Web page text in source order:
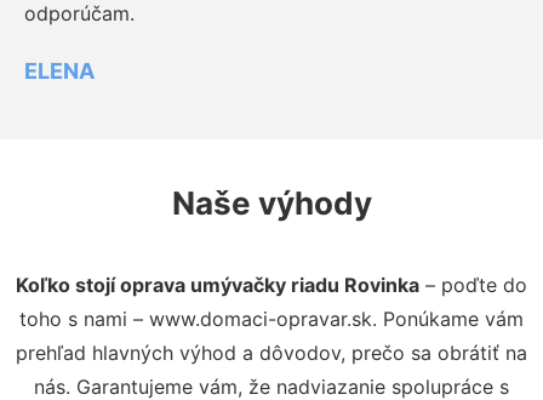
odporúčam.
ELENA
Naše výhody
Koľko stojí oprava umývačky riadu Rovinka – poďte do
toho s nami – www.domaci-opravar.sk. Ponúkame vám
prehľad hlavných výhod a dôvodov, prečo sa obrátiť na
nás. Garantujeme vám, že nadviazanie spolupráce s